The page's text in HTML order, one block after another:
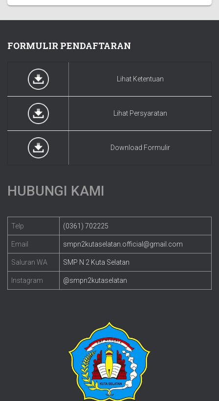
FORMULIR PENDAFTARAN
Lihat Ketentuan
Lihat Persyaratan
Download Formulir
HUBUNGI KAMI
Telp (0361) 702225
Email smpn2kutaselatan.official@gmail.com
Saluran WA SMP N 2 Kuta Selatan
Instagram @smpn2kutaselatan